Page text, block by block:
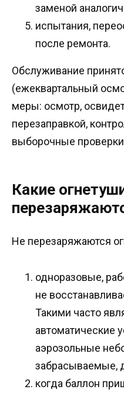
заменой
испытания,
после ремонта.
Обслуживание
(ежеквартальный
меры: осмотр,
перезаправкой,
выборочные
Какие
Не перезаряжаются
одноразовые,
не
Такими часто
автоматические
аэрозольные
забрасываемые,
когда баллон